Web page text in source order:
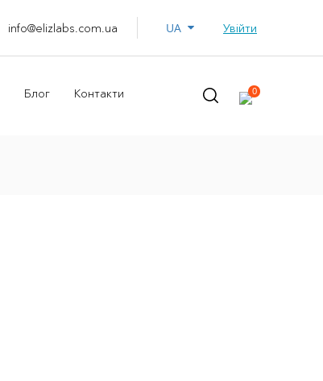
info@elizlabs.com.ua Увійти
Блог Контакти 0